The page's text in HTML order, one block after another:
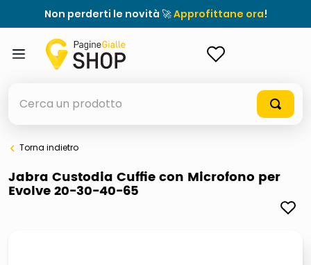
Non perderti le novità 🚀Approfittane ora!
elenchi telefonici
orologio parete
Torna indietro
Jabra Custodia Cuffie con Microfono per
Evolve 20-30-40-65